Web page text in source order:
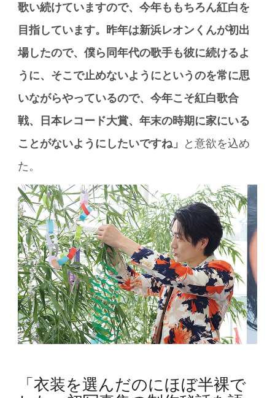
歌い続けていますので、今年ももちろん紅白を
目指しています。昨年は新浜レオンくんが初出
場したので、僕ら同年代の歌手も彼に続けるよ
うに、そこで止めないようにというのを常に思
いながらやっているので、今年こそ紅白歌合
戦、日本レコード大賞、年末の時期に家にいる
ことがないようにしたいですね」
と意欲を込め
た。
「衣装を選んだのにほぼ半裸で